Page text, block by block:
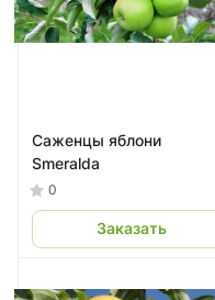
Саженцы яблони
Smeralda
0
Заказать